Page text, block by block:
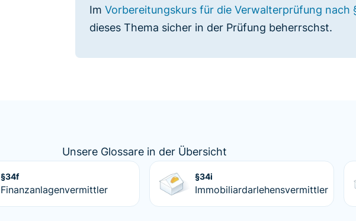
ImVorbereitungskurs für die Verwalterprüfung nach
dieses Thema sicher in der Prüfung beherrschst.
Unsere Glossare in der Übersicht
§34f
Finanzanlagenvermittler
§34i
Immobiliardarlehensvermittler